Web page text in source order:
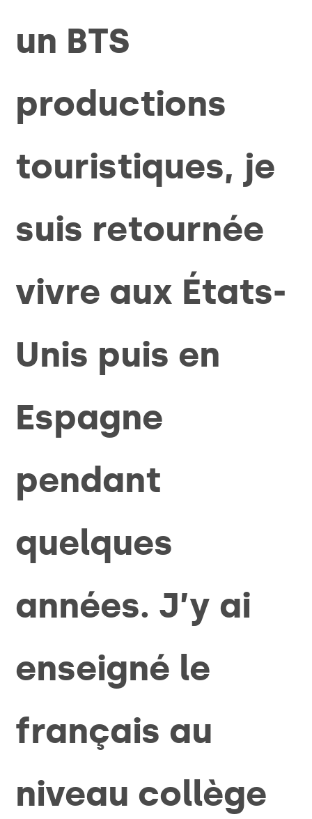
un BTS
productions
touristiques, je
suis retournée
vivre aux États-
Unis puis en
Espagne
pendant
quelques
années. J’y ai
enseigné le
français au
niveau collège